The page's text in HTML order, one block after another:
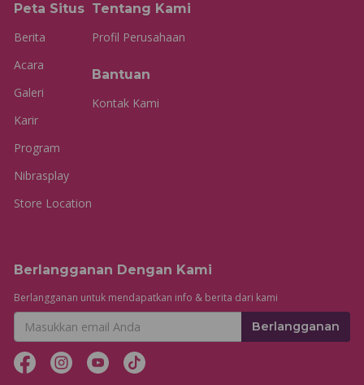
Peta Situs
Berita
Acara
Galeri
Karir
Program
Nibrasplay
Store Location
Tentang Kami
Profil Perusahaan
Bantuan
Kontak Kami
Berlangganan Dengan Kami
Berlangganan untuk mendapatkan info & berita dari kami
Berlangganan